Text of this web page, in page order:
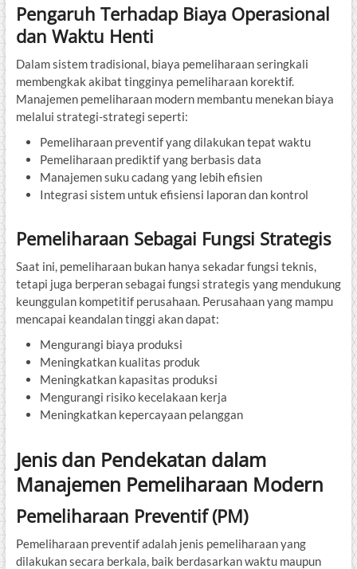
Pengaruh Terhadap Biaya Operasional
dan Waktu Henti
Dalam sistem tradisional, biaya pemeliharaan seringkali
membengkak akibat tingginya pemeliharaan korektif.
Manajemen pemeliharaan modern membantu menekan biaya
melalui strategi-strategi seperti:
Pemeliharaan preventif yang dilakukan tepat waktu
Pemeliharaan prediktif yang berbasis data
Manajemen suku cadang yang lebih efisien
Integrasi sistem untuk efisiensi laporan dan kontrol
Pemeliharaan Sebagai Fungsi Strategis
Saat ini, pemeliharaan bukan hanya sekadar fungsi teknis,
tetapi juga berperan sebagai fungsi strategis yang mendukung
keunggulan kompetitif perusahaan. Perusahaan yang mampu
mencapai keandalan tinggi akan dapat:
Mengurangi biaya produksi
Meningkatkan kualitas produk
Meningkatkan kapasitas produksi
Mengurangi risiko kecelakaan kerja
Meningkatkan kepercayaan pelanggan
Jenis dan Pendekatan dalam
Manajemen Pemeliharaan Modern
Pemeliharaan Preventif (PM)
Pemeliharaan preventif adalah jenis pemeliharaan yang
dilakukan secara berkala, baik berdasarkan waktu maupun